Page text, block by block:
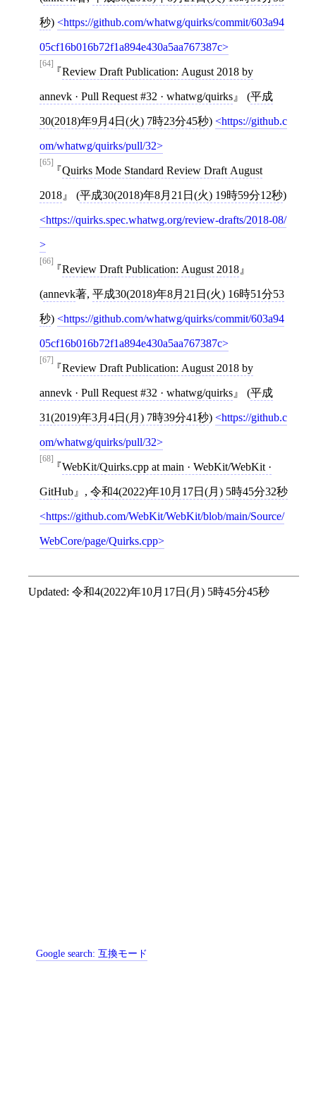
秒) https://github.com/whatwg/quirks/commit/603a94
05cf16b016b72f1a894e430a5aa767387c
[64]
Review Draft Publication: August 2018 by
annevk · Pull Request #32 · whatwg/quirks (平成
30(2018)年9月4日(火) 7時23分45秒) https://github.c
om/whatwg/quirks/pull/32
[65]
Quirks Mode Standard Review Draft August
2018 (平成30(2018)年8月21日(火) 19時59分12秒)
https://quirks.spec.whatwg.org/review-drafts/2018-08/
[66]
Review Draft Publication: August 2018
(annevk著, 平成30(2018)年8月21日(火) 16時51分53
秒) https://github.com/whatwg/quirks/commit/603a94
05cf16b016b72f1a894e430a5aa767387c
[67]
Review Draft Publication: August 2018 by
annevk · Pull Request #32 · whatwg/quirks (平成
31(2019)年3月4日(月) 7時39分41秒) https://github.c
om/whatwg/quirks/pull/32
[68]
WebKit/Quirks.cpp at main · WebKit/WebKit ·
GitHub , 令和4(2022)年10月17日(月) 5時45分32秒
https://github.com/WebKit/WebKit/blob/main/Source/
WebCore/page/Quirks.cpp
Updated: 令和4(2022)年10月17日(月) 5時45分45秒
Google search:互換モード